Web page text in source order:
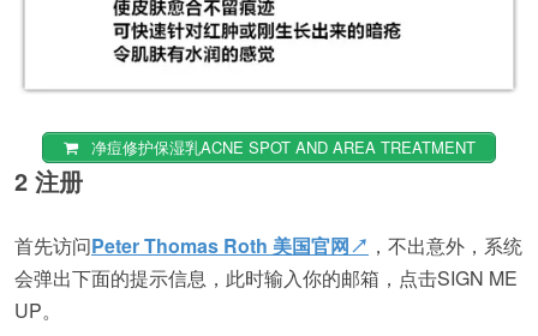
净痘修护保湿乳ACNE SPOT AND AREA TREATMENT
2 注册
首先访问Peter Thomas Roth 美国官网↗ ，不出意外，系统
会弹出下面的提示信息，此时输入你的邮箱，点击SIGN ME
UP。